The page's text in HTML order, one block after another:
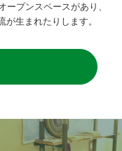
ープンスペースがあり、
生まれたりします。